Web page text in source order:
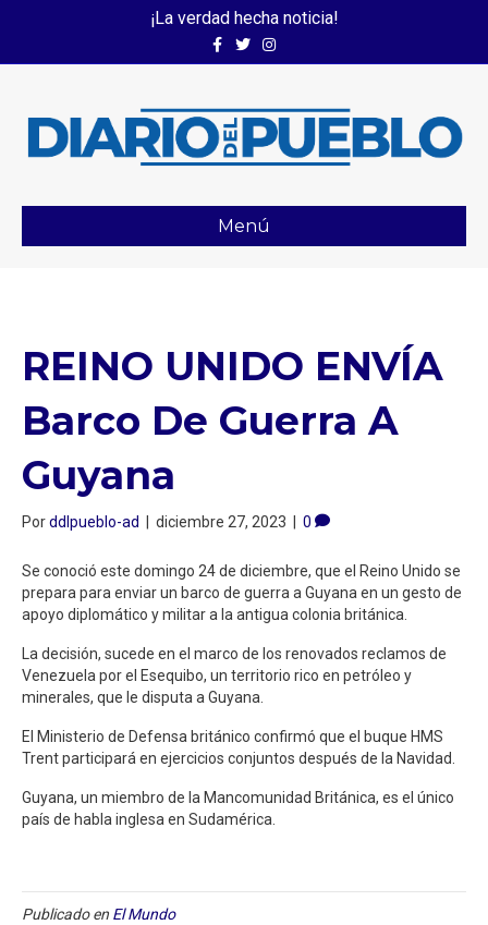
¡La verdad hecha noticia!
FacebookTwitterInstagram
Menú
REINO UNIDO ENVÍA
Barco De Guerra A
Guyana
Porddlpueblo-ad | diciembre 27, 2023 | 0
Se conoció este domingo 24 de diciembre, que el Reino Unido se
prepara para enviar un barco de guerra a Guyana en un gesto de
apoyo diplomático y militar a la antigua colonia británica.
La decisión, sucede en el marco de los renovados reclamos de
Venezuela por el Esequibo, un territorio rico en petróleo y
minerales, que le disputa a Guyana.
El Ministerio de Defensa británico confirmó que el buque HMS
Trent participará en ejercicios conjuntos después de la Navidad.
Guyana, un miembro de la Mancomunidad Británica, es el único
país de habla inglesa en Sudamérica.
Publicado en El Mundo